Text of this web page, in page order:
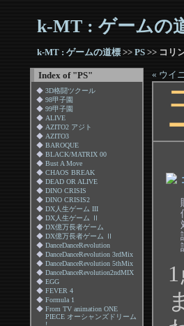
k-MT : ゲームの
k-MT : ゲームの道標>>PS>> コリ
Index of "PS"
◆ 3D格闘ツクール
◆ 98甲子園
◆ 99甲子園
◆ ALIVE
◆ AZITO2 アジト
◆ AZITO3
◆ BAROQUE
◆ BLACK/MATRIX 00
◆ Bust A Move
◆ CHAOS BREAK
◆ DEAD OR ALIVE
◆ DINO CRISIS
◆ DINO CRISIS2
◆ DX人生ゲーム III
◆ DX人生ゲーム Ⅱ
◆ DX億万長者ゲーム
◆ DX億万長者ゲーム Ⅱ
◆ DanceDanceRevolution
◆ DanceDanceRevolution 3rdMix
◆ DanceDanceRevolution 5thMix
◆ DanceDanceRevolution2ndMIX
◆ EGG
◆ FEVER 4
◆ Formula 1
◆ From TV animation ONE
PIECE オーシャンズドリーム
!
« ウイ